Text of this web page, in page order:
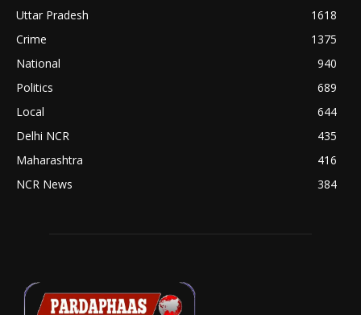
Uttar Pradesh
1618
Crime
1375
National
940
Politics
689
Local
644
Delhi NCR
435
Maharashtra
416
NCR News
384